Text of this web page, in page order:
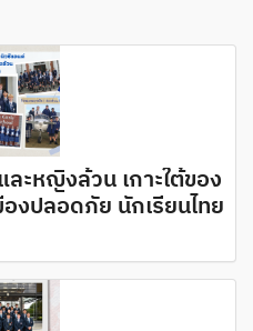
ละหญิงล้วน เกาะใต้ของ
งปลอดภัย นักเรียนไทย